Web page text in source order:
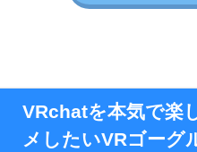
VRchatを本気で楽
メしたいVRゴーグ